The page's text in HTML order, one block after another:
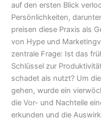
auf den ersten Blick
Persönlichkeiten,
preisen diese Praxis als
von Hype und
zentrale Frage: Ist das
Schlüssel zur
schadet als nutzt? Um
gehen, wurde ein
die Vor- und Nachteile
erkunden und die